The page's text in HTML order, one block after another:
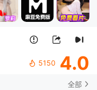
5150 4.0
全部